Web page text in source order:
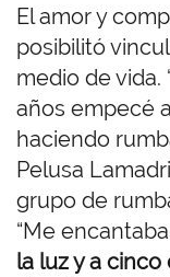
El amor y
posibilitó
medio de vida.
años empecé
haciendo
Pelusa
grupo de
“Me
la luz y a